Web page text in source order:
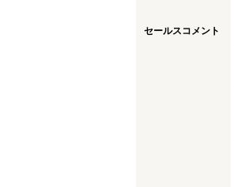
セールスコメント